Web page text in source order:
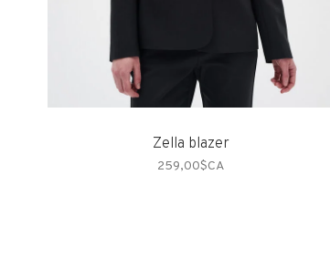
Zella blazer
259,00$CA